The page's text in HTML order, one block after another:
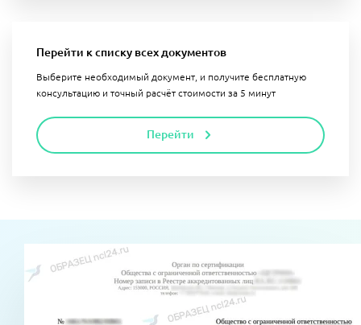
Перейти к списку всех документов
Выберите необходимый документ, и получите бесплатную
консультацию и точный расчёт стоимости за 5 минут
Перейти